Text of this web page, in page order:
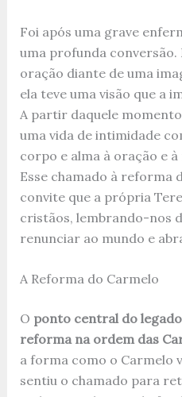
Foi após uma grave
uma profunda conversão.
oração diante de uma
ela teve uma visão que a
A partir daquele
uma vida de intimidade
corpo e alma à oração e
Esse chamado à reforma
convite que a própria
cristãos, lembrando-nos
renunciar ao mundo e
A Reforma do Carmelo
O ponto central do
reforma na ordem das
a forma como o Carmelo
sentiu o chamado para